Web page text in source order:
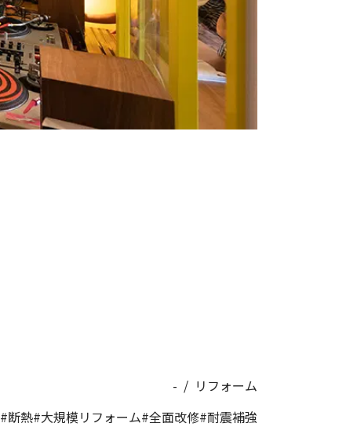
- / リフォーム
#断熱#大規模リフォーム#全面改修#耐震補強